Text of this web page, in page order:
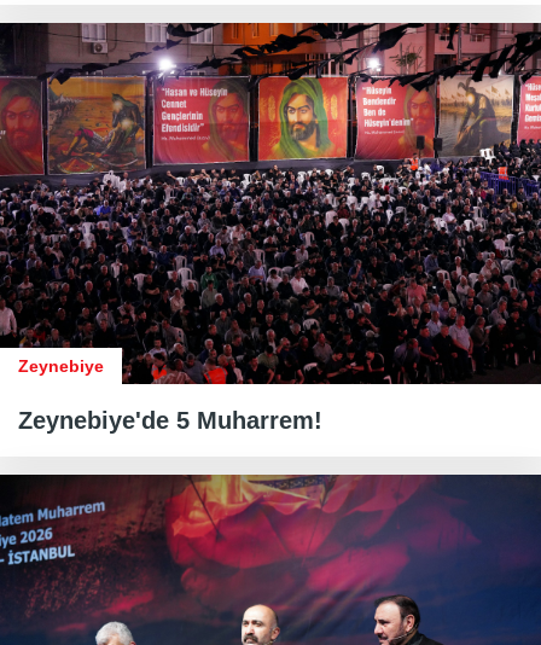
Zeynebiye
Zeynebiye'de 5 Muharrem!